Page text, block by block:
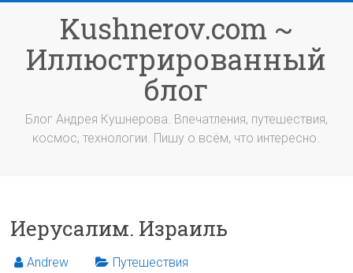
содержимомуKushnerov.com ~
Иллюстрированный
блог
Блог Андрея Кушнерова. Впечатления, путешествия,
космос, технологии. Пишу о всём, что интересно.
Иерусалим. Израиль
Andrew Путешествия